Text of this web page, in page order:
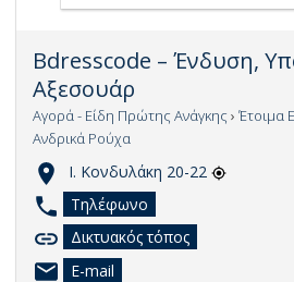
Bdresscode – Ένδυση,
Αξεσουάρ
Αγορά - Είδη Πρώτης Ανάγκης › Έτοιμα
Ανδρικά Ρούχα
Ι. Κονδυλάκη 20-22
Τηλέφωνο
Δικτυακός τόπος
E-mail